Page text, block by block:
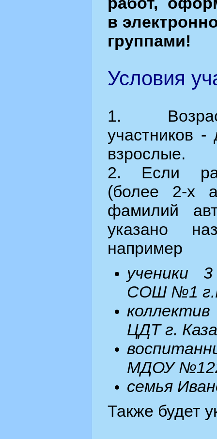
в
группами!
Условия
1.
участников
взрослые.
2. Если
(более 2-х
фамилий
указано
например
ученики
СОШ №1
ЦДТ г.
МДОУ
семья
Также будет